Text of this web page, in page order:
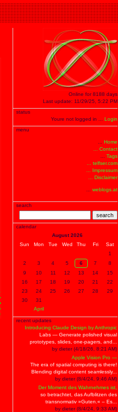
Online for 8188 days
Last update: 11/29/25, 5:22 PM
status
Youre not logged in ... Login
menu
Home
... Contact
Tags
... telfser.com
... Impressum
... Disclaimer
weblogs.at
search
search
calendar
August 2026
Sun
Mon Tue Wed Thu Fri
Sat
1
2
3 4 5 6 7
8
9
10 11 12 13 14
15
16
17 18 19 20 21
22
23
24 25 26 27 28
29
30
31
April
recent updates
Introducing Claude Design by Anthropic
Labs — Generate polished visual
prototypes, slides, one-pagers, and...
by dieter (4/18/26, 8:21 AM)
Apple Vision Pro —
The era of spatial computing is there!
Blending digital content seamlessly...
by dieter (8/4/24, 9:46 AM)
Der Moment des Wahrnehmes ist,
so betrachtet, das Aufblitzen des
transnormativ »Guten.« – Es...
by dieter (8/4/24, 9:33 AM)